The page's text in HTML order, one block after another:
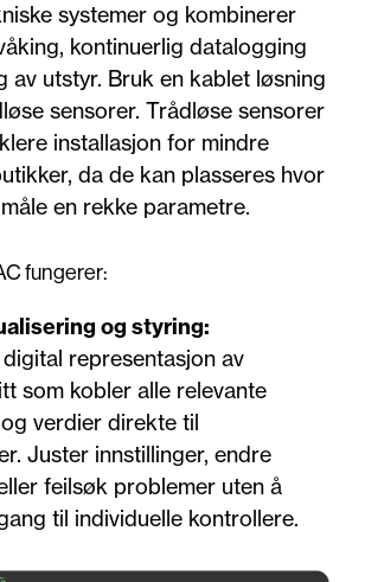
systemer og kombinerer
kontinuerlig datalogging
av utstyr. Bruk en kablet løsning
sensorer. Trådløse sensorer
installasjon for mindre
da de kan plasseres hvor
en rekke parametre.
fungerer:
og styring:
representasjon av
som kobler alle relevante
verdier direkte til
Juster innstillinger, endre
feilsøk problemer uten å
til individuelle kontrollere.